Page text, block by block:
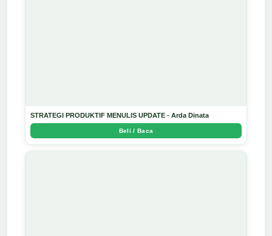
STRATEGI PRODUKTIF MENULIS UPDATE - Arda Dinata
Beli / Baca